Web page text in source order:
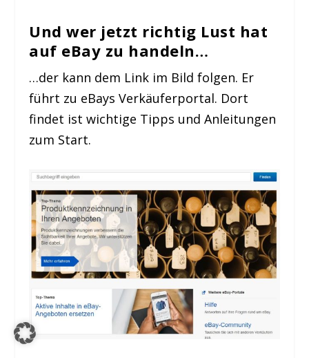
Und wer jetzt richtig Lust hat
auf eBay zu handeln…
…der kann dem Link im Bild folgen. Er
führt zu eBays Verkäuferportal. Dort
findet ist wichtige Tipps und Anleitungen
zum Start.